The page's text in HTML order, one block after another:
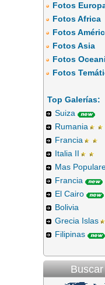
Fotos
Fotos Africa
Fotos
Fotos Asia
Fotos
Fotos
Top Galerías:
Suiza
Rumania
Francia
Italia II
Mas
Francia
El Cairo
Bolivia
Grecia Islas
Filipinas
Buscar